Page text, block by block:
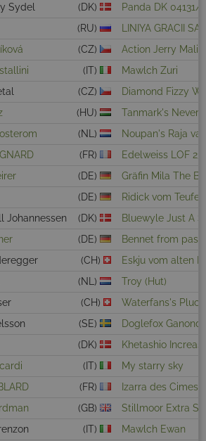
Sydel (DK)
Panda DK 04131/
(RU)
LINIYA GRACII
(CZ)
Action Jerry
(IT)
Mawlch Zuri
(CZ)
Diamond Fizzy
(HU)
Tanmark's
(NL)
Noupan's Raja
(FR)
Edelweiss LOF
(DE)
Gräfin Mila The
(DE)
Ridick vom
Johannessen (DK)
Bluewyle Just A
(DE)
Bennet from
(CH)
Eskju vom alten
(NL)
Troy (Hut)
(CH)
Waterfans's
(SE)
Doglefox
(DK)
Khetashio
(IT)
My starry sky
(FR)
Izarra des Cimes
(GB)
Stillmoor Extra
(IT)
Mawlch Ewan